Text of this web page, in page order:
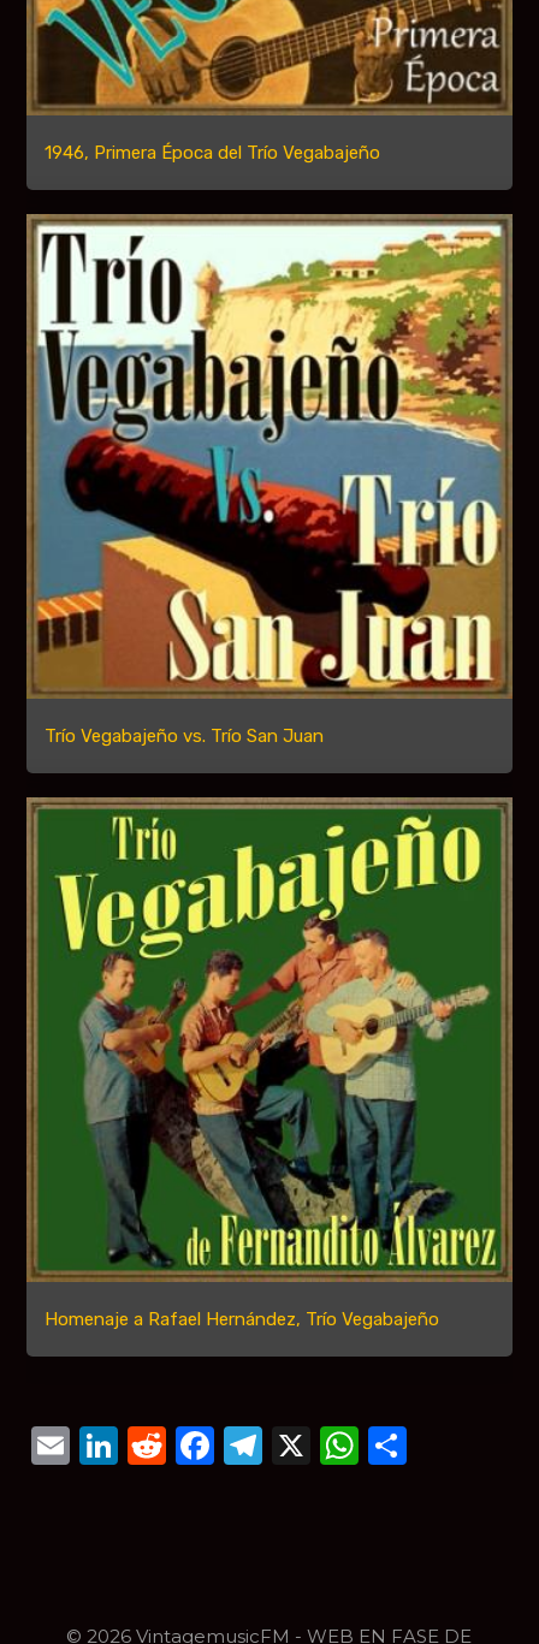
1946, Primera Época del Trío Vegabajeño
Trío Vegabajeño vs. Trío San Juan
Homenaje a Rafael Hernández, Trío Vegabajeño
Email
LinkedIn
Reddit
Facebook
Telegram
X
© 2026 VintagemusicFM - WEB EN FASE DE